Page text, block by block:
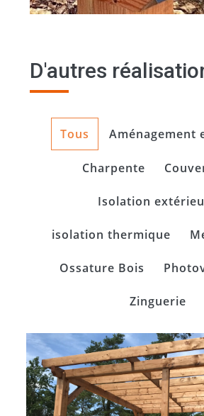
D'autres
Tous Aménagement
Charpente
Isolation
isolation thermique
Ossature Bois
Zinguerie